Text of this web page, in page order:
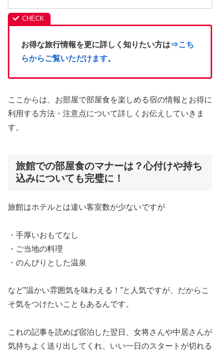
お得な旅行情報を更に詳しく知りたい方は⇒こち
らからご覧いただけます。
ここからは、お部屋で部屋食を楽しめる宿の情報とお得に
利用する方法・注意点について詳しくお伝えしていきま
す。
旅館での部屋食のマナーは？心付けや持ち
込みについても完璧に！
旅館はホテルとは違い客室数が少ないですが
・手厚いおもてなし
・ご当地の料理
・のんびりとした温泉
など”温かい雰囲気を味わえる！”と人気ですが、だからこ
そ気をつけたいこともあるんです。
これの記事を読めば宿泊した翌日、女将さんや中居さんが
気持ちよく送り出してくれ、いい一日のスタートが切れる